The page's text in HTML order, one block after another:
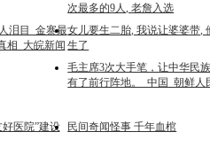
次最多的9人, 老詹入选
泪目 金寨最
相_大皖新闻
女儿要生二胎, 我说让婆婆带,
生了
毛主席3次大手笔，让中华民
有了前行阵地。_中国_朝鲜人
医院”建设 民间奇闻怪事 千年血棺